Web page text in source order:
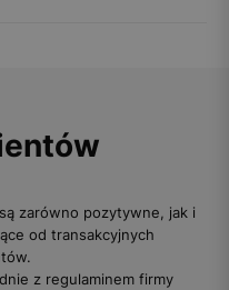
zarówno pozytywne, jak i
od transakcyjnych
z regulaminem firmy